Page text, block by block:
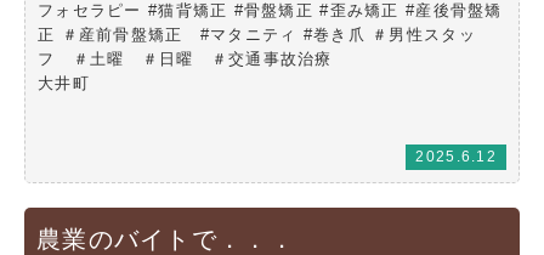
フォセラピー #猫背矯正 #骨盤矯正 #歪み矯正 #産後骨盤矯
正 ＃産前骨盤矯正 #マタニティ #巻き爪 ＃男性スタッ
フ ＃土曜 ＃日曜 ＃交通事故治療
大井町
2025.6.12
農業のバイトで．．．